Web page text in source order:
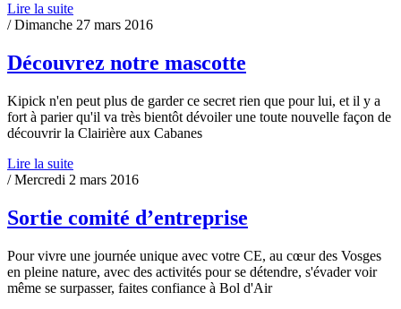
Lire la suite
/ Dimanche 27 mars 2016
Découvrez notre mascotte
Kipick n'en peut plus de garder ce secret rien que pour lui, et il y a
fort à parier qu'il va très bientôt dévoiler une toute nouvelle façon de
découvrir la Clairière aux Cabanes
Lire la suite
/ Mercredi 2 mars 2016
Sortie comité d’entreprise
Pour vivre une journée unique avec votre CE, au cœur des Vosges
en pleine nature, avec des activités pour se détendre, s'évader voir
même se surpasser, faites confiance à Bol d'Air